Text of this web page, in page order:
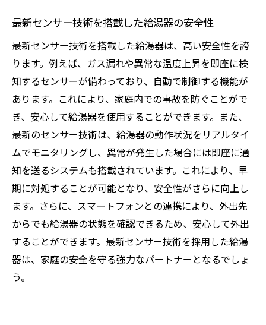
最新センサー技術を搭載した給湯器の安全性
最新センサー技術を搭載した給湯器は、高い安全性を誇
ります。例えば、ガス漏れや異常な温度上昇を即座に検
知するセンサーが備わっており、自動で制御する機能が
あります。これにより、家庭内での事故を防ぐことがで
き、安心して給湯器を使用することができます。また、
最新のセンサー技術は、給湯器の動作状況をリアルタイ
ムでモニタリングし、異常が発生した場合には即座に通
知を送るシステムも搭載されています。これにより、早
期に対処することが可能となり、安全性がさらに向上し
ます。さらに、スマートフォンとの連携により、外出先
からでも給湯器の状態を確認できるため、安心して外出
することができます。最新センサー技術を採用した給湯
器は、家庭の安全を守る強力なパートナーとなるでしょ
う。